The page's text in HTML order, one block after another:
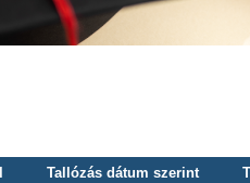
Tallózás dátum szerint